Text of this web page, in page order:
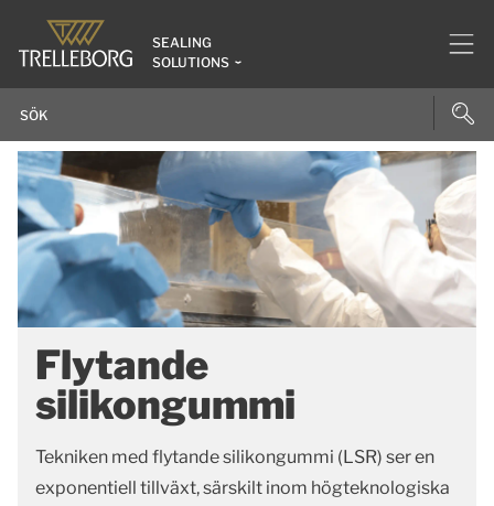
SEALING
SOLUTIONS
Flytande
silikongummi
Tekniken med flytande silikongummi (LSR) ser en
exponentiell tillväxt, särskilt inom högteknologiska